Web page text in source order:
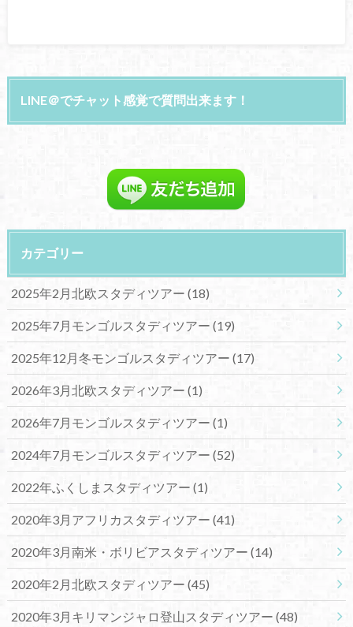
LINE＠でチャット感覚で質問出来ます！
カテゴリー
2025年2月北欧スタディツアー (18)
2025年7月モンゴルスタディツアー (19)
2025年12月冬モンゴルスタディツアー (17)
2026年3月北欧スタディツアー (1)
2026年7月モンゴルスタディツアー (1)
2024年7月モンゴルスタディツアー (52)
2022年ふくしまスタディツアー (1)
2020年3月アフリカスタディツアー (41)
2020年3月南米・ボリビアスタディツアー (14)
2020年2月北欧スタディツアー (45)
2020年3月キリマンジャロ登山スタディツアー (48)